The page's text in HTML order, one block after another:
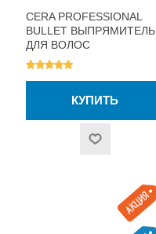
CERA PROFESSIONAL
BULLET ВЫПРЯМИТЕЛЬ
ДЛЯ ВОЛОС